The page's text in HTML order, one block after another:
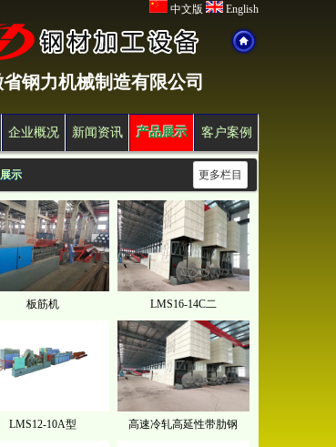
中文版 English
钢力机械制造有限公司
企业概况 新闻资讯 产品展示 客户案例
更多栏目
示
板筋机 LMS16-14C二
LMS12-10A型 高速冷轧高延性带肋钢